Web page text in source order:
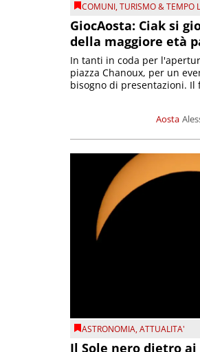
COMUNI,TURISMO & TEMPO
GiocAosta: Ciak si
della maggiore età
Aosta
In tanti in coda per
piazza Chanoux, per un
bisogno di presentazioni. Il
ASTRONOMIA,ATTUALITA'
Il Sole nero dietro